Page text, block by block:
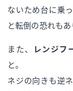
ないため台に乗
と転倒の恐れもあ
また、 レンジフ
と。
ネジの向きも逆